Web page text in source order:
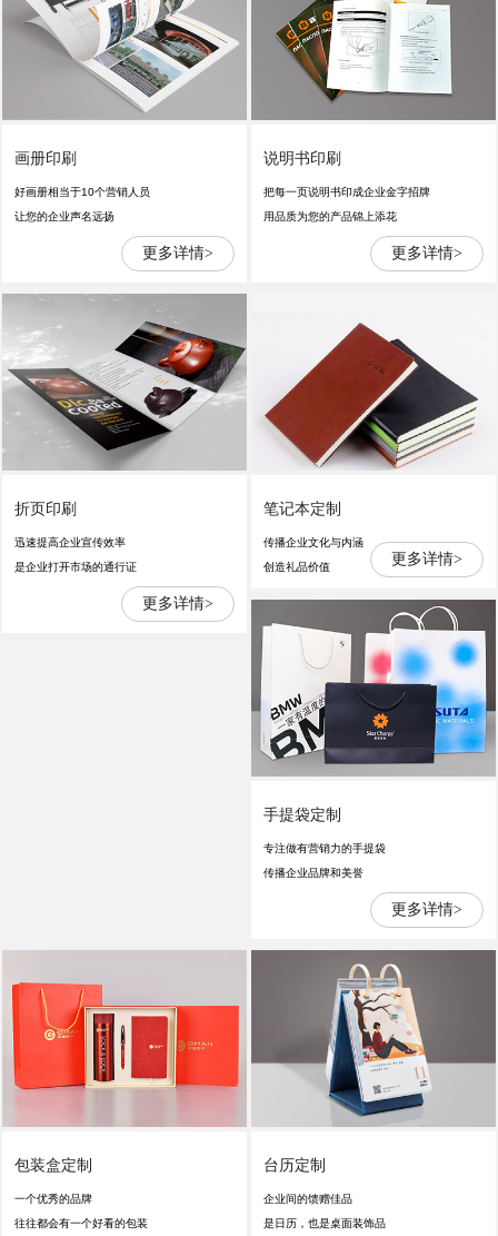
画册印刷
好画册相当于10个营销人员
让您的企业声名远扬
更多详情>
说明书印刷
把每一页说明书印成企业金字招牌
用品质为您的产品锦上添花
更多详情>
折页印刷
迅速提高企业宣传效率
是企业打开市场的通行证
更多详情>
笔记本定制
传播企业文化与内涵
创造礼品价值
更多详情>
手提袋定制
专注做有营销力的手提袋
传播企业品牌和美誉
更多详情>
包装盒定制
一个优秀的品牌
往往都会有一个好看的包装
台历定制
企业间的馈赠佳品
是日历，也是桌面装饰品